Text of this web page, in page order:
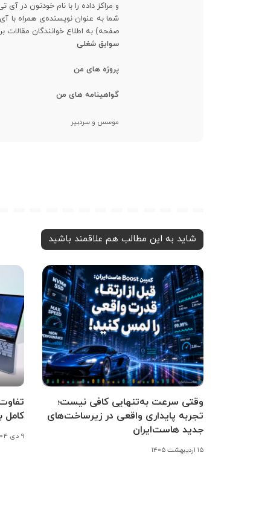
و مراکز داده را با نام خودتون در
شما به عنوان نویسنده‌ی همراه با
صفحه) به اطلاع خوانندگان مقالات
سوابق شغلی
پروژه های من
گواهینامه های من
موسس و سردبیر
شاید به این مطالب هم علاقمند باشید
وقتی سرعت به‌تنهایی کافی نیست؛
تجربه پایداری واقعی در زیرساخت‌های
جدید هاست‌ایران
۱۵ اردیبهشت ۱۴۰۵
کامل
۹ دی ۱۴۰۴